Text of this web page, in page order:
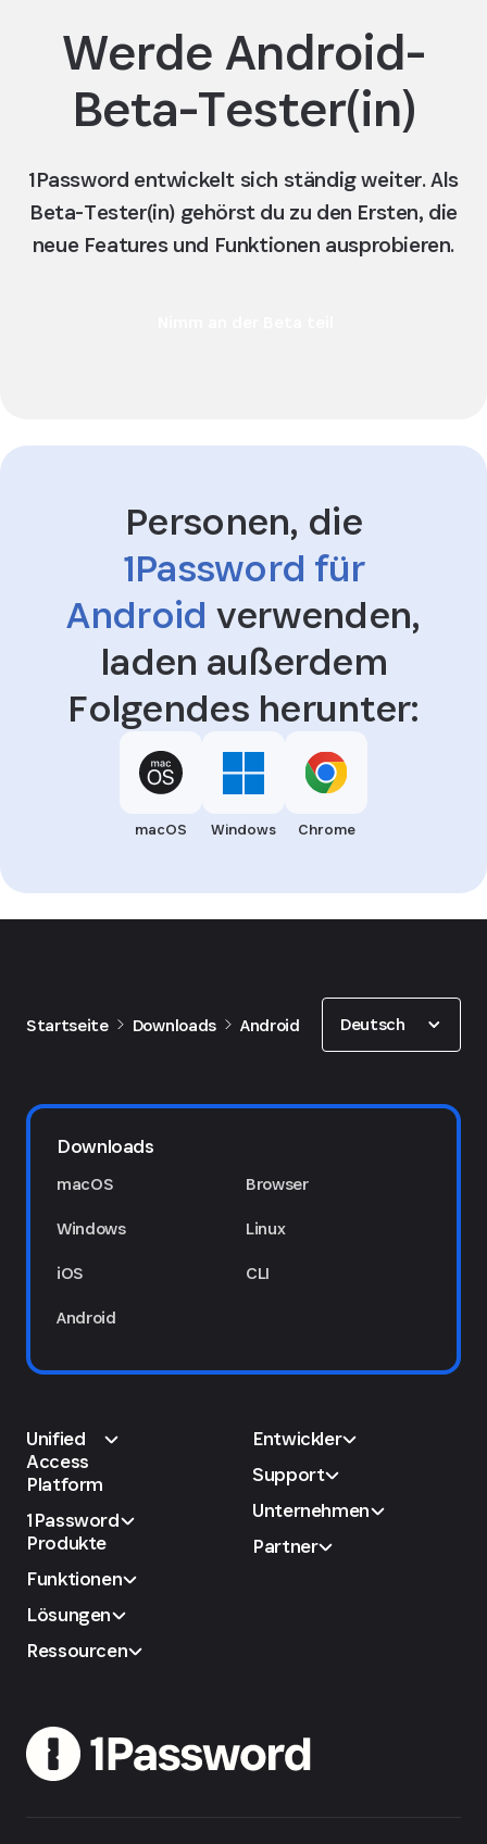
Werde Android-
Beta-Tester(in)
1Password entwickelt sich ständig weiter. Als
Beta-Tester(in) gehörst du zu den Ersten, die
neue Features und Funktionen ausprobieren.
Personen, die
1Password für
Android verwenden,
laden außerdem
Folgendes herunter:
macOS Windows Chrome
Startseite Downloads Android Deutsch
Downloads
macOS
Windows
iOS
Android
Browser
Linux
CLI
Unified
Access
Platform
1Password
Produkte
Funktionen
Lösungen
Ressourcen
Entwickler
Support
Unternehmen
Partner